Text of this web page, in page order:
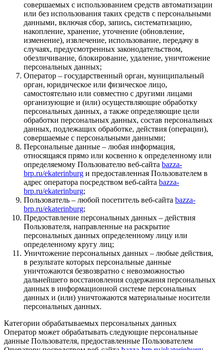
совершаемых с использованием средств автоматизации
или без использования таких средств с персональными
данными, включая сбор, запись, систематизацию,
накопление, хранение, уточнение (обновление,
изменение), извлечение, использование, передачу в
случаях, предусмотренных законодательством,
обезличивание, блокирование, удаление, уничтожение
персональных данных;
Оператор – государственный орган, муниципальный
орган, юридическое или физическое лицо,
самостоятельно или совместно с другими лицами
организующие и (или) осуществляющие обработку
персональных данных, а также определяющие цели
обработки персональных данных, состав персональных
данных, подлежащих обработке, действия (операции),
совершаемые с персональными данными;
Персональные данные – любая информация,
относящаяся прямо или косвенно к определенному или
определяемому Пользователю веб-сайта bazza-
brp.ru/ekaterinburg и предоставленная Пользователем в
адрес оператора посредством веб-сайта bazza-
brp.ru/ekaterinburg;
Пользователь – любой посетитель веб-сайта bazza-
brp.ru/ekaterinburg;
Предоставление персональных данных – действия
Пользователя, направленные на раскрытие
персональных данных определенному лицу или
определенному кругу лиц;
Уничтожение персональных данных – любые действия,
в результате которых персональные данные
уничтожаются безвозвратно с невозможностью
дальнейшего восстановления содержания персональных
данных в информационной системе персональных
данных и (или) уничтожаются материальные носители
персональных данных.
Категории обрабатываемых персональных данных
Оператор может обрабатывать следующие персональные
данные Пользователя, предоставленные Пользователем